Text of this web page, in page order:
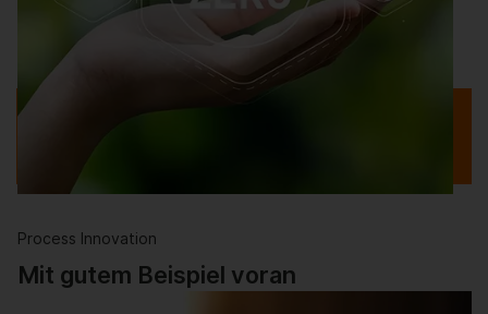
Drei Trends begrenzen im Jahr 2026 verstärkt das
Wachstum der Märkte für Bioprozesstechnik und …
Process Innovation
Mit gutem Beispiel voran